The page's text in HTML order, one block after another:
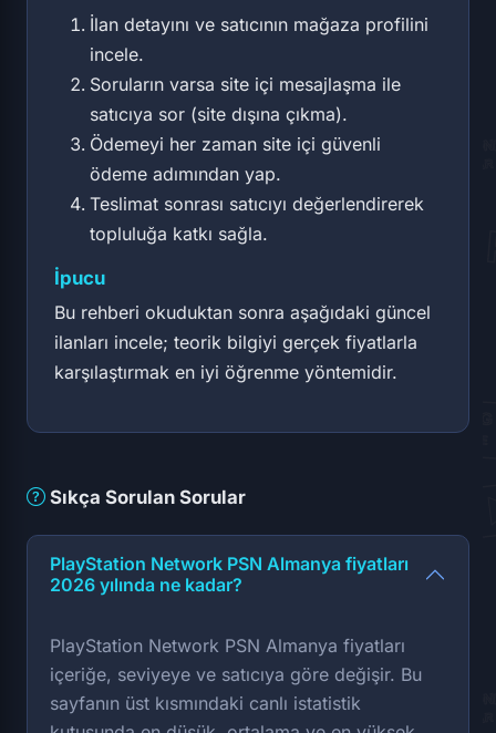
İlan detayını ve satıcının mağaza profilini
incele.
Soruların varsa site içi mesajlaşma ile
satıcıya sor (site dışına çıkma).
Ödemeyi her zaman site içi güvenli
ödeme adımından yap.
Teslimat sonrası satıcıyı değerlendirerek
topluluğa katkı sağla.
İpucu
Bu rehberi okuduktan sonra aşağıdaki güncel
ilanları incele; teorik bilgiyi gerçek fiyatlarla
karşılaştırmak en iyi öğrenme yöntemidir.
Sıkça Sorulan Sorular
PlayStation Network PSN Almanya fiyatları
2026 yılında ne kadar?
PlayStation Network PSN Almanya fiyatları
içeriğe, seviyeye ve satıcıya göre değişir. Bu
sayfanın üst kısmındaki canlı istatistik